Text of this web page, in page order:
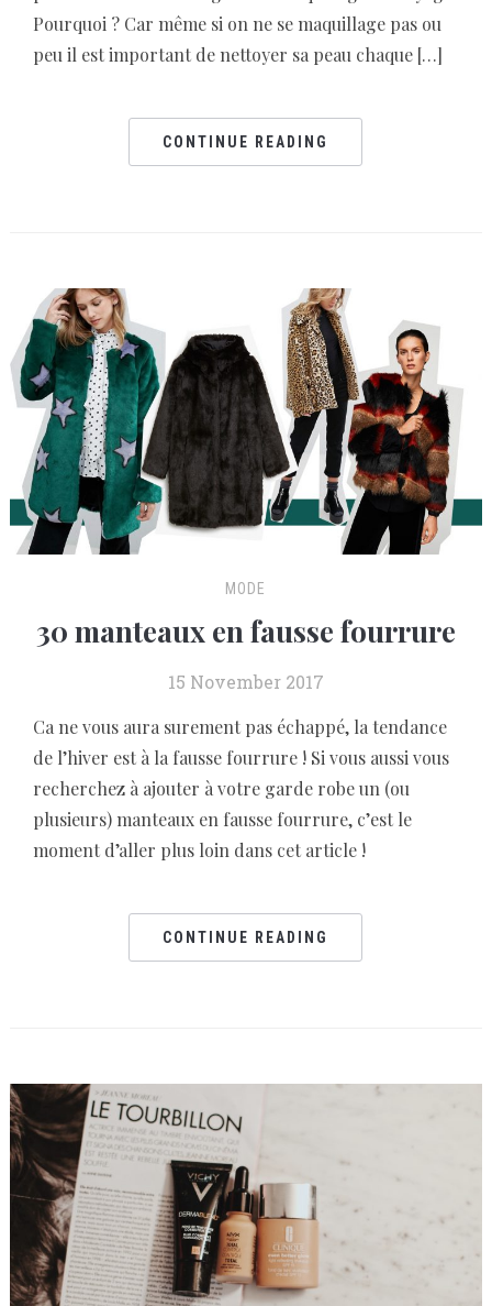
Pourquoi ? Car même si on ne se maquillage pas ou
peu il est important de nettoyer sa peau chaque […]
CONTINUE READING
MODE
30 manteaux en fausse fourrure
15 November 2017
Ca ne vous aura surement pas échappé, la tendance
de l’hiver est à la fausse fourrure ! Si vous aussi vous
recherchez à ajouter à votre garde robe un (ou
plusieurs) manteaux en fausse fourrure, c’est le
moment d’aller plus loin dans cet article !
CONTINUE READING